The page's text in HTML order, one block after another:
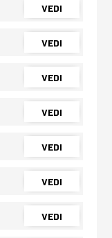
VEDI
VEDI
VEDI
VEDI
VEDI
VEDI
VEDI